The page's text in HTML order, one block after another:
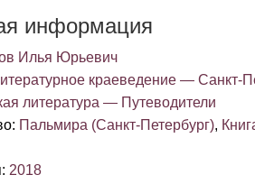
информация
Илья Юрьевич
краеведение — Санкт-
литература — Путеводители
: Пальмира (Санкт-Петербург),
: 2018